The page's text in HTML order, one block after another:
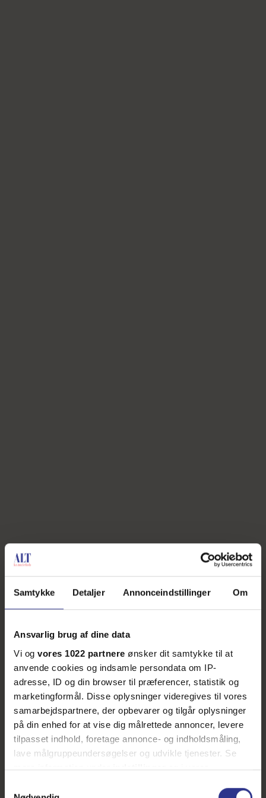
Samtykke Detaljer Annonceindstillinger Om
Ansvarlig brug af dine data
Vi og vores 1022 partnere ønsker dit samtykke til at
anvende cookies og indsamle persondata om IP-
adresse, ID og din browser til præferencer, statistik og
marketingformål. Disse oplysninger videregives til vores
samarbejdspartnere, der opbevarer og tilgår oplysninger
på din enhed for at vise dig målrettede annoncer, levere
tilpasset indhold, foretage annonce- og indholdsmåling,
lave målgruppeundersøgelser og udvikle tjenester. Se
mere information underindstillingerog i vores
tilbage eller ændre indstillinger fra vores